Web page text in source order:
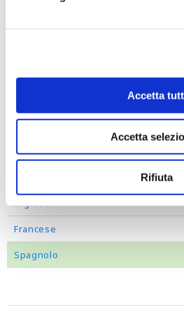
Accetta
Accetta
Rifiuta
Rating
Tutte le lingue
Inglese
Francese
Spagnolo